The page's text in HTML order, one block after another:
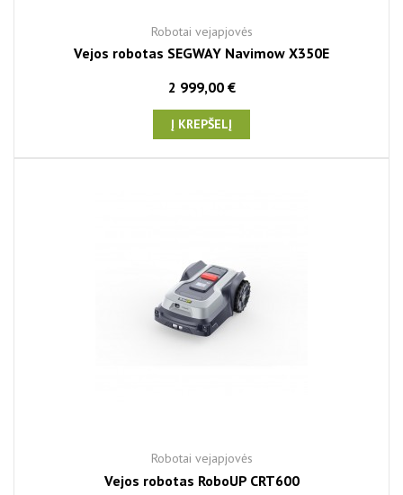
Robotai vejapjovės
Vejos robotas SEGWAY Navimow X350E
2 999,00 €
Į KREPŠELĮ
Robotai vejapjovės
Vejos robotas RoboUP CRT600